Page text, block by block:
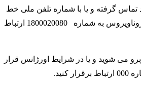
تماس گرفته و یا با شماره تلفن ملی خط
به شماره
1800020080 ارتباط
می شوید و یا در شرایط اورژانس قرار
کنید
.